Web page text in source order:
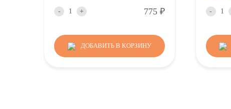
- + 775 Р
ДОБАВИТЬ В КОРЗИНУ
-